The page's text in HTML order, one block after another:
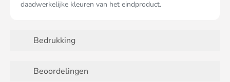
daadwerkelijke kleuren van het eindproduct.
Bedrukking
Beoordelingen